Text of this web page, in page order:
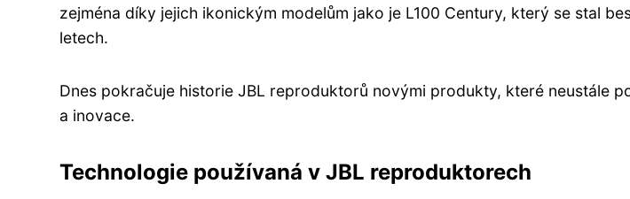
zejména díky jejich ikonickým modelům jako je L100 Century, který se stal
letech.
Dnes pokračuje historie JBL reproduktorů novými produkty, které neustále
a inovace.
Technologie používaná v JBL reproduktorech